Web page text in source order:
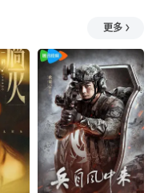
更多